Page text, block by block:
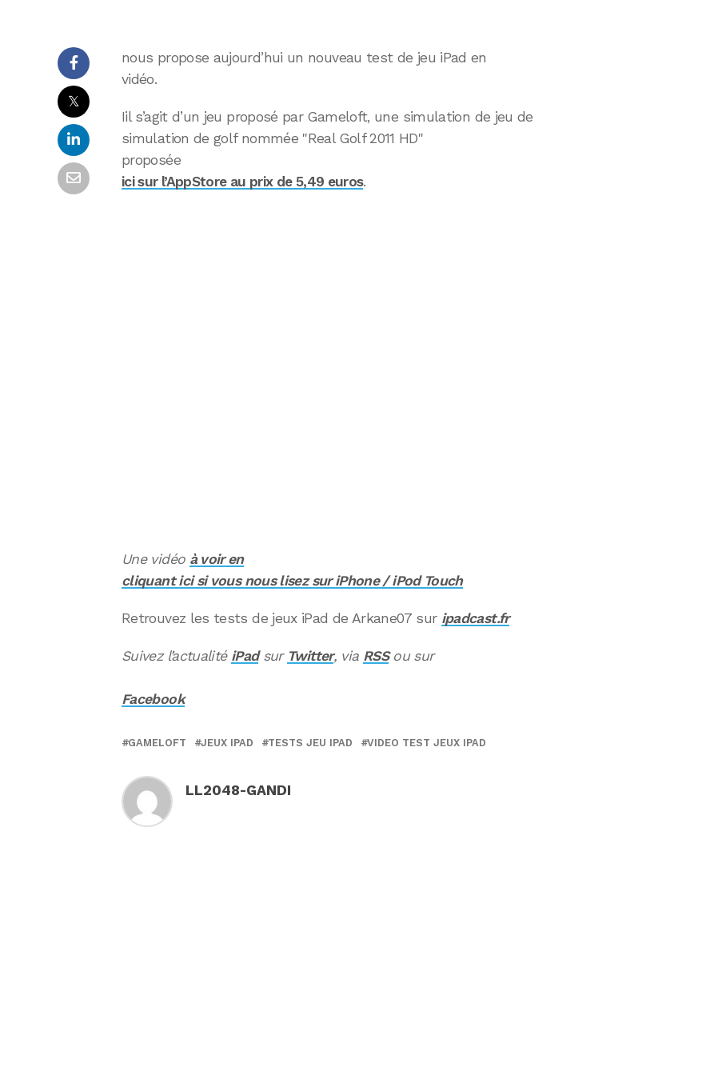
𝕏
nous propose aujourd’hui un nouveau test de jeu iPad en
vidéo.
Iil s’agit d’un jeu proposé par Gameloft, une simulation de jeu de
simulation de golf nommée "Real Golf 2011 HD"
proposée
ici sur l’AppStore au prix de 5,49 euros.
Une vidéo à voir en
cliquant ici si vous nous lisez sur iPhone / iPod Touch
Retrouvez les tests de jeux iPad de Arkane07 sur ipadcast.fr
Suivez l’actualité iPadsur Twitter, via RSSou sur
Facebook
GAMELOFT JEUX IPAD TESTS JEU IPAD VIDEO TEST JEUX IPAD
LL2048-GANDI